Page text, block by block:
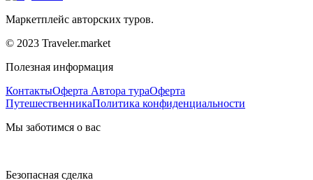
Маркетплейс авторских туров.
© 2023 Traveler.market
Полезная информация
КонтактыОферта Автора тураОферта
ПутешественникаПолитика конфиденциальности
Мы заботимся о вас
Безопасная сделка